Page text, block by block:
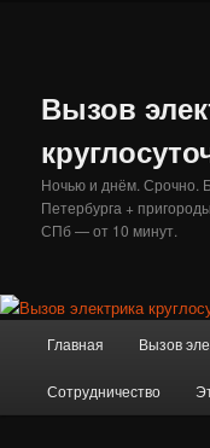
Вызов
Ночью и днём. Срочно.
Петербурга +
СПб — от 10 минут.
Главная Вызов
Сотрудничество